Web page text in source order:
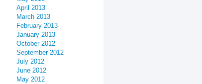
April 2013
March 2013
February 2013
January 2013
October 2012
September 2012
July 2012
June 2012
May 2012